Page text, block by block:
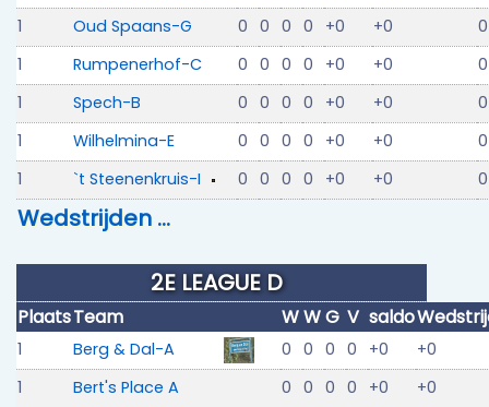
1
Oud Spaans-G 0 0 0 0 +0 +0
0
1
Rumpenerhof-C 0 0 0 0 +0 +0
0
1
Spech-B 0 0 0 0 +0 +0
0
1
Wilhelmina-E 0 0 0 0 +0 +0
0
1
`t Steenenkruis-I 0 0 0 0 +0 +0 0
Wedstrijden …
2E LEAGUE D
PlaatsTeam WWG V saldo
1 Berg & Dal-A 0 0 0 0 +0
+0
1
Bert's Place A 0 0 0 0 +0 +0